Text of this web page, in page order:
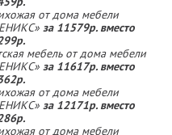
от дома мебели
за 11579р. вместо
мебель от дома мебели
за 11617р. вместо
от дома мебели
за 12171р. вместо
от дома мебели